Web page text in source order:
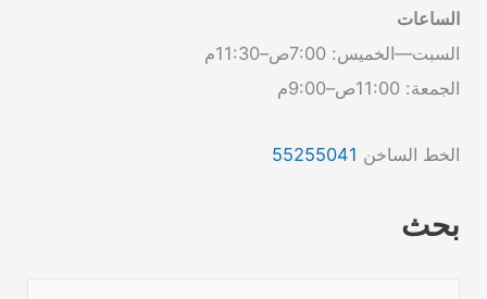
الساعات
السبت—الخميس: 7:00ص–11:30م
الجمعة: 11:00ص–9:00م
الخط الساخن 55255041
بحث